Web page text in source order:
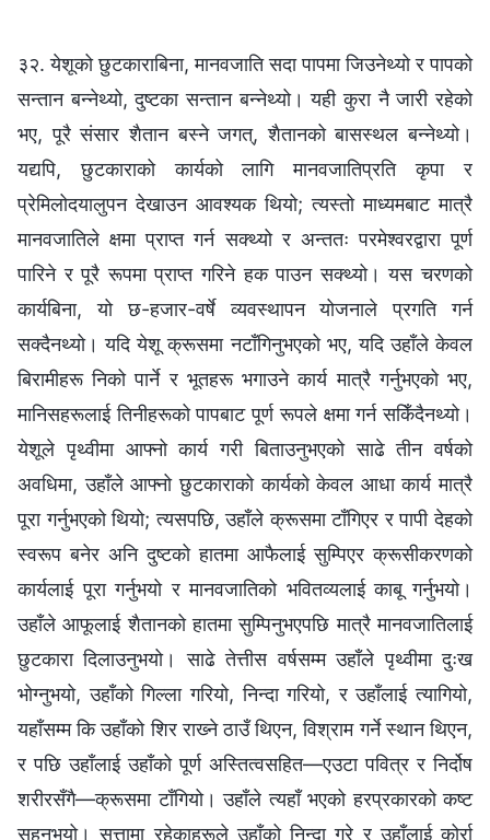
३२. येशूको छुटकाराबिना, मानवजाति सदा पापमा जिउनेथ्यो र पापको
सन्तान बन्‍नेथ्यो, दुष्टका सन्तान बन्‍नेथ्यो। यही कुरा नै जारी रहेको
भए, पूरै संसार शैतान बस्‍ने जगत्, शैतानको बासस्थल बन्‍नेथ्यो।
यद्यपि, छुटकाराको कार्यको लागि मानवजातिप्रति कृपा र
प्रेमिलोदयालुपन देखाउन आवश्यक थियो; त्यस्तो माध्यमबाट मात्रै
मानवजातिले क्षमा प्राप्त गर्न सक्थ्यो र अन्ततः परमेश्‍वरद्वारा पूर्ण
पारिने र पूरै रूपमा प्राप्त गरिने हक पाउन सक्थ्यो। यस चरणको
कार्यबिना, यो छ-हजार-वर्षे व्यवस्थापन योजनाले प्रगति गर्न
सक्दैनथ्यो। यदि येशू क्रूसमा नटाँगिनुभएको भए, यदि उहाँले केवल
बिरामीहरू निको पार्ने र भूतहरू भगाउने कार्य मात्रै गर्नुभएको भए,
मानिसहरूलाई तिनीहरूको पापबाट पूर्ण रूपले क्षमा गर्न सकिँदैनथ्यो।
येशूले पृथ्वीमा आफ्नो कार्य गरी बिताउनुभएको साढे तीन वर्षको
अवधिमा, उहाँले आफ्नो छुटकाराको कार्यको केवल आधा कार्य मात्रै
पूरा गर्नुभएको थियो; त्यसपछि, उहाँले क्रूसमा टाँगिएर र पापी देहको
स्वरूप बनेर अनि दुष्टको हातमा आफैलाई सुम्पिएर क्रूसीकरणको
कार्यलाई पूरा गर्नुभयो र मानवजातिको भवितव्यलाई काबू गर्नुभयो।
उहाँले आफूलाई शैतानको हातमा सुम्पिनुभएपछि मात्रै मानवजातिलाई
छुटकारा दिलाउनुभयो। साढे तेत्तीस वर्षसम्म उहाँले पृथ्वीमा दुःख
भोग्‍नुभयो, उहाँको गिल्ला गरियो, निन्दा गरियो, र उहाँलाई त्यागियो,
यहाँसम्म कि उहाँको शिर राख्‍ने ठाउँ थिएन, विश्राम गर्ने स्थान थिएन,
र पछि उहाँलाई उहाँको पूर्ण अस्तित्वसहित—एउटा पवित्र र निर्दोष
शरीरसँगै—क्रूसमा टाँगियो। उहाँले त्यहाँ भएको हरप्रकारको कष्ट
सहनुभयो। सत्तामा रहेकाहरूले उहाँको निन्दा गरे र उहाँलाई कोर्रा